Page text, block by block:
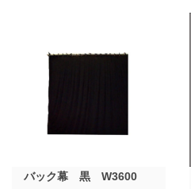
バック幕 黒 W3600